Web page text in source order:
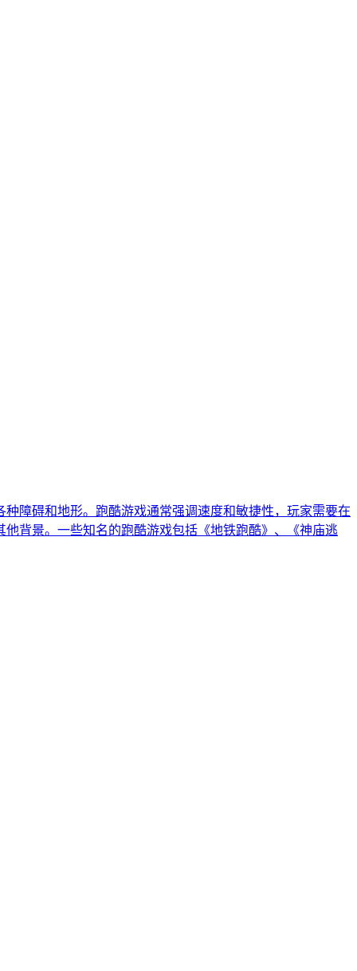
障碍和地形。跑酷游戏通常强调速度和敏捷性，玩家需要在
背景。一些知名的跑酷游戏包括《地铁跑酷》、《神庙逃